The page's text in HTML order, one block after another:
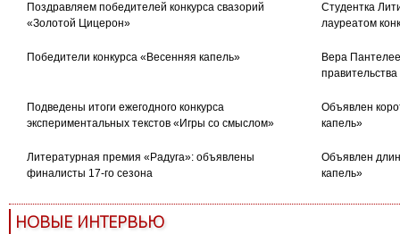
Поздравляем победителей конкурса свазорий
«Золотой Цицерон»
Студентка
лауреатом
Победители конкурса «Весенняя капель»
Вера
Подведены итоги ежегодного конкурса
экспериментальных текстов «Игры со смыслом»
Объявлен
капель»
Литературная премия «Радуга»: объявлены
финалисты 17-го сезона
Объявлен
капель»
НОВЫЕ ИНТЕРВЬЮ